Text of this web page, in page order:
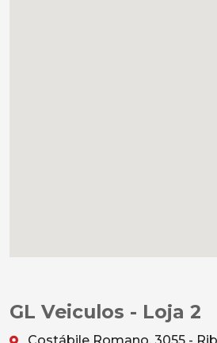
GL Veiculos - Loja 2